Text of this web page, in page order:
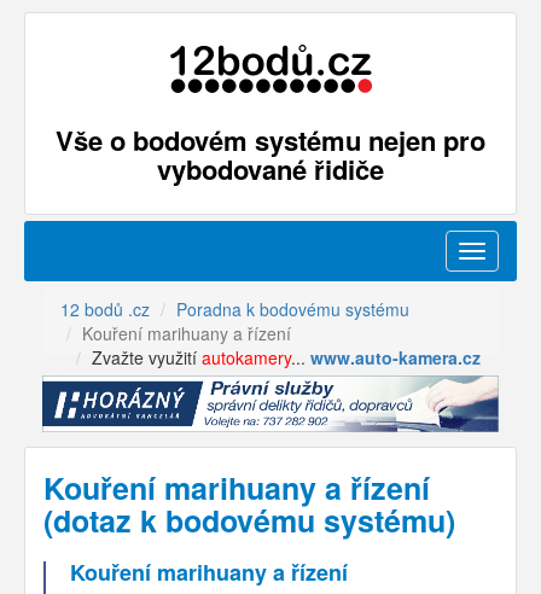
Vše o bodovém systému nejen pro
vybodované řidiče
Menu
12 bodů .cz
Poradna k bodovému systému
Kouření marihuany a řízení
Zvažte využití autokamery... www.auto-kamera.cz
Kouření marihuany a řízení
(dotaz k bodovému systému)
Kouření marihuany a řízení